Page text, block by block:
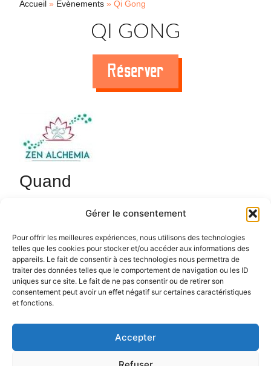
Gérer le consentement
Pour offrir les meilleures expériences, nous utilisons des technologies
telles que les cookies pour stocker et/ou accéder aux informations des
appareils. Le fait de consentir à ces technologies nous permettra de
traiter des données telles que le comportement de navigation ou les ID
uniques sur ce site. Le fait de ne pas consentir ou de retirer son
consentement peut avoir un effet négatif sur certaines caractéristiques
et fonctions.
Accepter
Accueil » Évènements » Qi Gong
QI GONG
Réserver
Quand
27 octobre 2025
Ajouter au Calendrier
Télécharger ICS
Calendrier Google
Cours de Qi Gong de 18h45 à 20h15 avec Sébastien.
zenalchemia.com.